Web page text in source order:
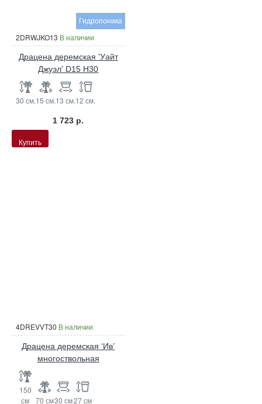
Гидропоника
2DRWJKO13 В наличии
Драцена деремская 'Уайт
Джуэл' D15 H30
30 см.15 см.13 см.12 см.
1 723 р.
Купить
4DREVVT30 В наличии
Драцена деремская ‘Ив’
многоствольная
150
см
70 см30 см27 см